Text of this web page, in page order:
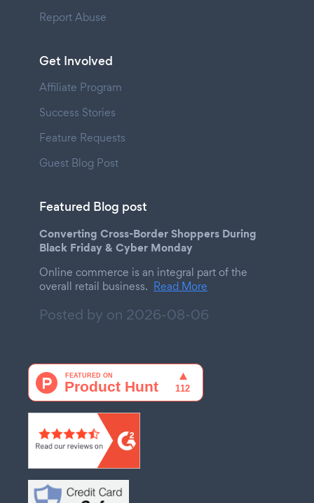
Report Abuse
Get Involved
Affiliate Program
Success Stories
Feature Requests
Guest Blog Post
Featured Blog post
Converting Cross-Border Shoppers During
Black Friday & Cyber Monday
Online commerce is an integral part of the
overall retail business. Read More
Posted by on 2026-08-06